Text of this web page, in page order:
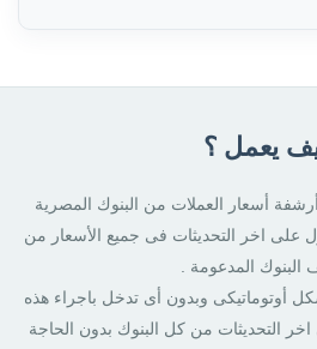
يعمل ؟
أسعار العملات من البنوك المصرية
على اخر التحديثات فى جميع الأسعار من
البنوك المدعومة .
أوتوماتيكى وبدون أى تدخل باجراء هذه
التحديثات من كل البنوك بدون الحاجة